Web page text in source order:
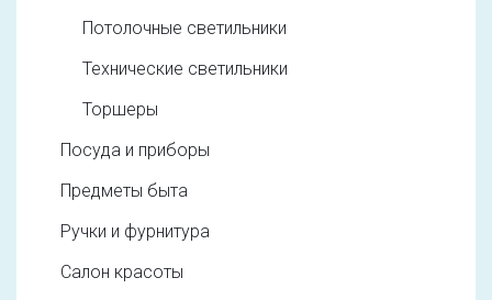
Потолочные светильники
Технические светильники
Торшеры
Посуда и приборы
Предметы быта
Ручки и фурнитура
Салон красоты